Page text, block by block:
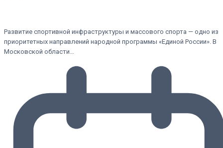
Развитие спортивной инфраструктуры и массового спорта — одно из
приоритетных направлений народной программы «Единой России». В
Московской области…